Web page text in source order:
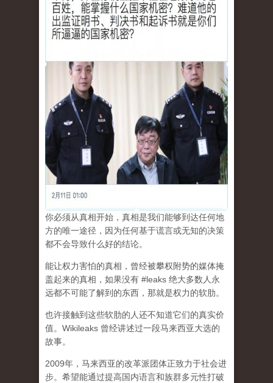
你必须从真相开始，真相是我们能够到达任何地
方的唯一途径，因为任何基于谎言或无知的决策
都不会导致什么好的结论。
能让权力害怕的真相，曾经被攀权附势的媒体掩
盖起来的真相，如果没有 #leaks 绝大多数人永
远都不可能了解到的东西，那就是权力的软肋。
也许接触到这些软肋的人还不知道它们的真实价
值。Wikileaks 曾经讲述过一段马来西亚大选的
故事。
2009年，马来西亚的改革派团体正致力于社会进
步。希望能通过提高国内语言和族群多元性打破